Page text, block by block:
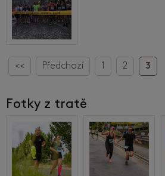
<< Předchozí 1 2 3
Fotky z tratě